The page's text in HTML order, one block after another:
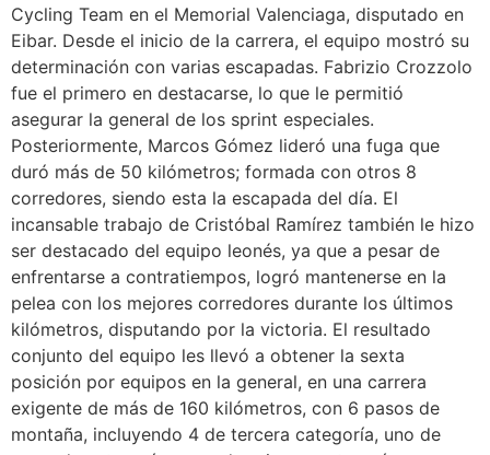
Cycling Team en el Memorial Valenciaga, disputado en
Eibar. Desde el inicio de la carrera, el equipo mostró su
determinación con varias escapadas. Fabrizio Crozzolo
fue el primero en destacarse, lo que le permitió
asegurar la general de los sprint especiales.
Posteriormente, Marcos Gómez lideró una fuga que
duró más de 50 kilómetros; formada con otros 8
corredores, siendo esta la escapada del día. El
incansable trabajo de Cristóbal Ramírez también le hizo
ser destacado del equipo leonés, ya que a pesar de
enfrentarse a contratiempos, logró mantenerse en la
pelea con los mejores corredores durante los últimos
kilómetros, disputando por la victoria. El resultado
conjunto del equipo les llevó a obtener la sexta
posición por equipos en la general, en una carrera
exigente de más de 160 kilómetros, con 6 pasos de
montaña, incluyendo 4 de tercera categoría, uno de